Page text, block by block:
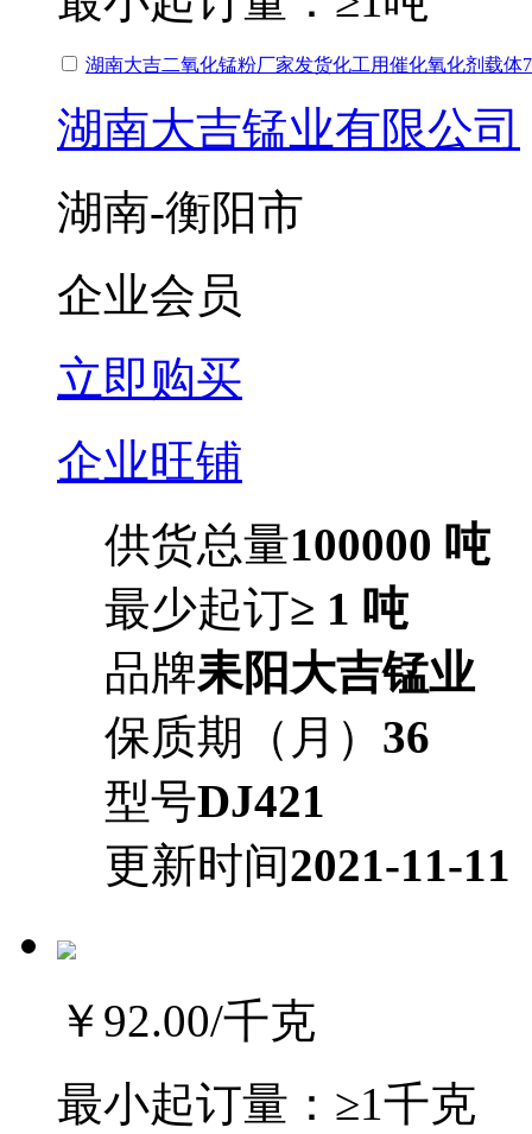
湖南大吉二氧化锰粉厂家发货化工用催化氧化剂载体
湖南大吉锰业有限公司
湖南-衡阳市
企业会员
立即购买
企业旺铺
供货总量100000 吨
最少起订≥ 1 吨
品牌耒阳大吉锰业
保质期（月） 36
型号DJ421
更新时间2021-11-11
￥92.00/千克
最小起订量： ≥1千克